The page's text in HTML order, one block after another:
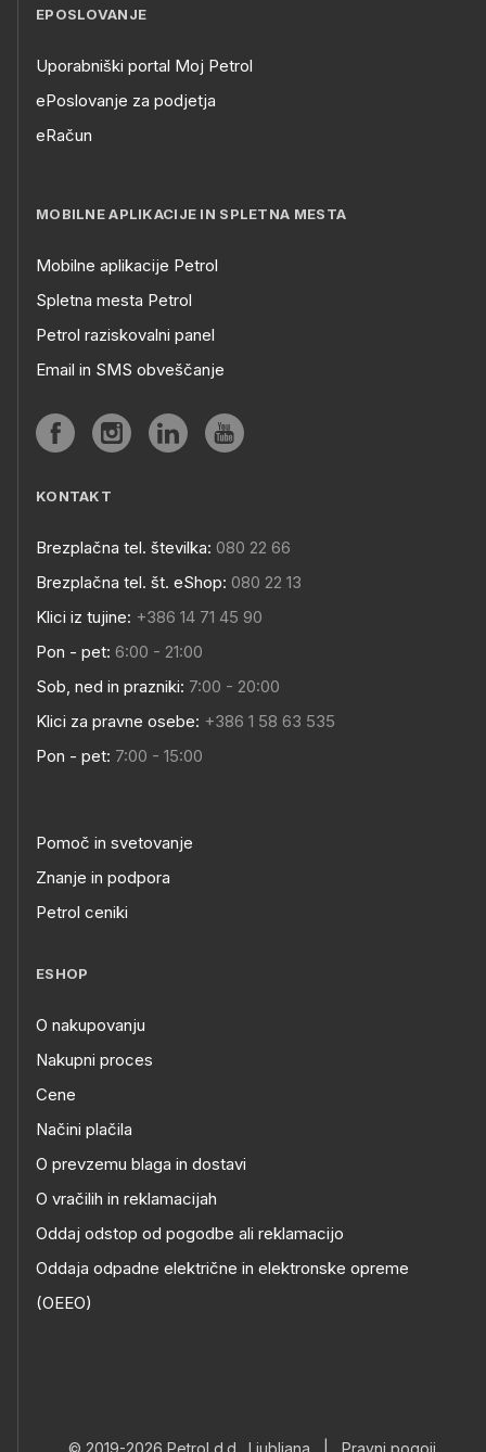
EPOSLOVANJE
Uporabniški portal Moj Petrol
ePoslovanje za podjetja
eRačun
MOBILNE APLIKACIJE IN SPLETNA MESTA
Mobilne aplikacije Petrol
Spletna mesta Petrol
Petrol raziskovalni panel
Email in SMS obveščanje
KONTAKT
Brezplačna tel. številka: 080 22 66
Brezplačna tel. št. eShop: 080 22 13
Klici iz tujine: +386 14 71 45 90
Pon - pet: 6:00 - 21:00
Sob, ned in prazniki: 7:00 - 20:00
Klici za pravne osebe: +386 1 58 63 535
Pon - pet: 7:00 - 15:00
Pomoč in svetovanje
Znanje in podpora
Petrol ceniki
ESHOP
O nakupovanju
Nakupni proces
Cene
Načini plačila
O prevzemu blaga in dostavi
O vračilih in reklamacijah
Oddaj odstop od pogodbe ali reklamacijo
Oddaja odpadne električne in elektronske opreme
(OEEO)
© 2019-2026 Petrol d.d., Ljubljana Pravni pogoji